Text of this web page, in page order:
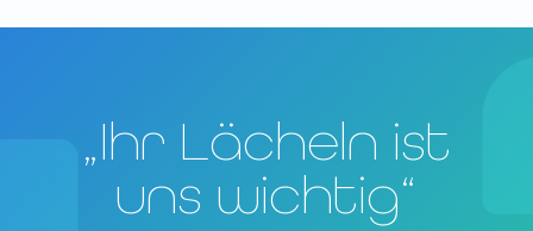
„Ihr Lächeln ist
uns wichtig“